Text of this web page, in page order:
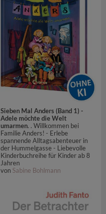
Sieben Mal Anders (Band 1) -
Adele möchte die Welt
umarmen. . Willkommen bei
Familie Anders! - Erlebe
spannende Alltagsabenteuer in
der Hummelgasse - Liebevolle
Kinderbuchreihe für Kinder ab 8
Jahren
von Sabine Bohlmann